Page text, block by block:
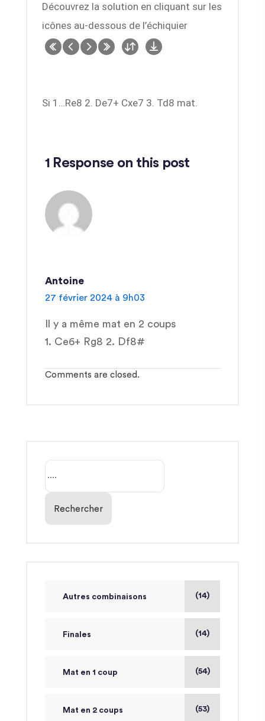
Découvrez la solution en cliquant sur les
icônes au-dessous de l’échiquier
Si 1…Re8 2. De7+ Cxe7 3. Td8 mat.
1 Response on this post
Antoine
27 février 2024 à 9h03
Il y a même mat en 2 coups
1. Ce6+ Rg8 2. Df8#
Comments are closed.
Rechercher
Autres combinaisons (14)
Finales (14)
Mat en 1 coup (54)
Mat en 2 coups (53)